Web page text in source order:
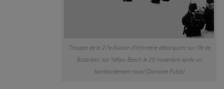
Troupes de la 27e division d’infanterie débarquant sur l’île de
Butaritari, sur Yellow Beach le 20 novembre après un
bombardement naval (Domaine Public)